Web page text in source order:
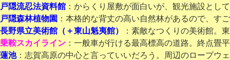
戸隠流忍法資料館 ：からくり屋敷が面白いが、観光施設とし
戸隠森林植物園 ：本格的な背丈の高い自然林があるので、す
長野県立美術館（＋東山魁夷館）
：素敵なつくりの美術館。
乗鞍スカイライン ：一般車が行ける最高標高の道路。終点畳
蓮池：志賀高原の中心と言っていいだろう。周辺のロープウ